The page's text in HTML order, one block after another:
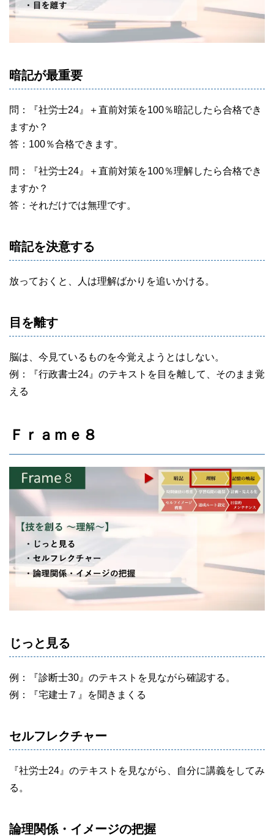
暗記が最重要
問：『社労士24』＋直前対策を100％暗記したら合格でき
ますか？
答：100％合格できます。
問：『社労士24』＋直前対策を100％理解したら合格でき
ますか？
答：それだけでは無理です。
暗記を決意する
放っておくと、人は理解ばかりを追いかける。
目を離す
脳は、今見ているものを今覚えようとはしない。
例：『行政書士24』のテキストを目を離して、そのまま覚
える
Ｆｒａｍｅ８
じっと見る
例：『診断士30』のテキストを見ながら確認する。
例：『宅建士７』を聞きまくる
セルフレクチャー
『社労士24』のテキストを見ながら、自分に講義をしてみ
る。
論理関係・イメージの把握